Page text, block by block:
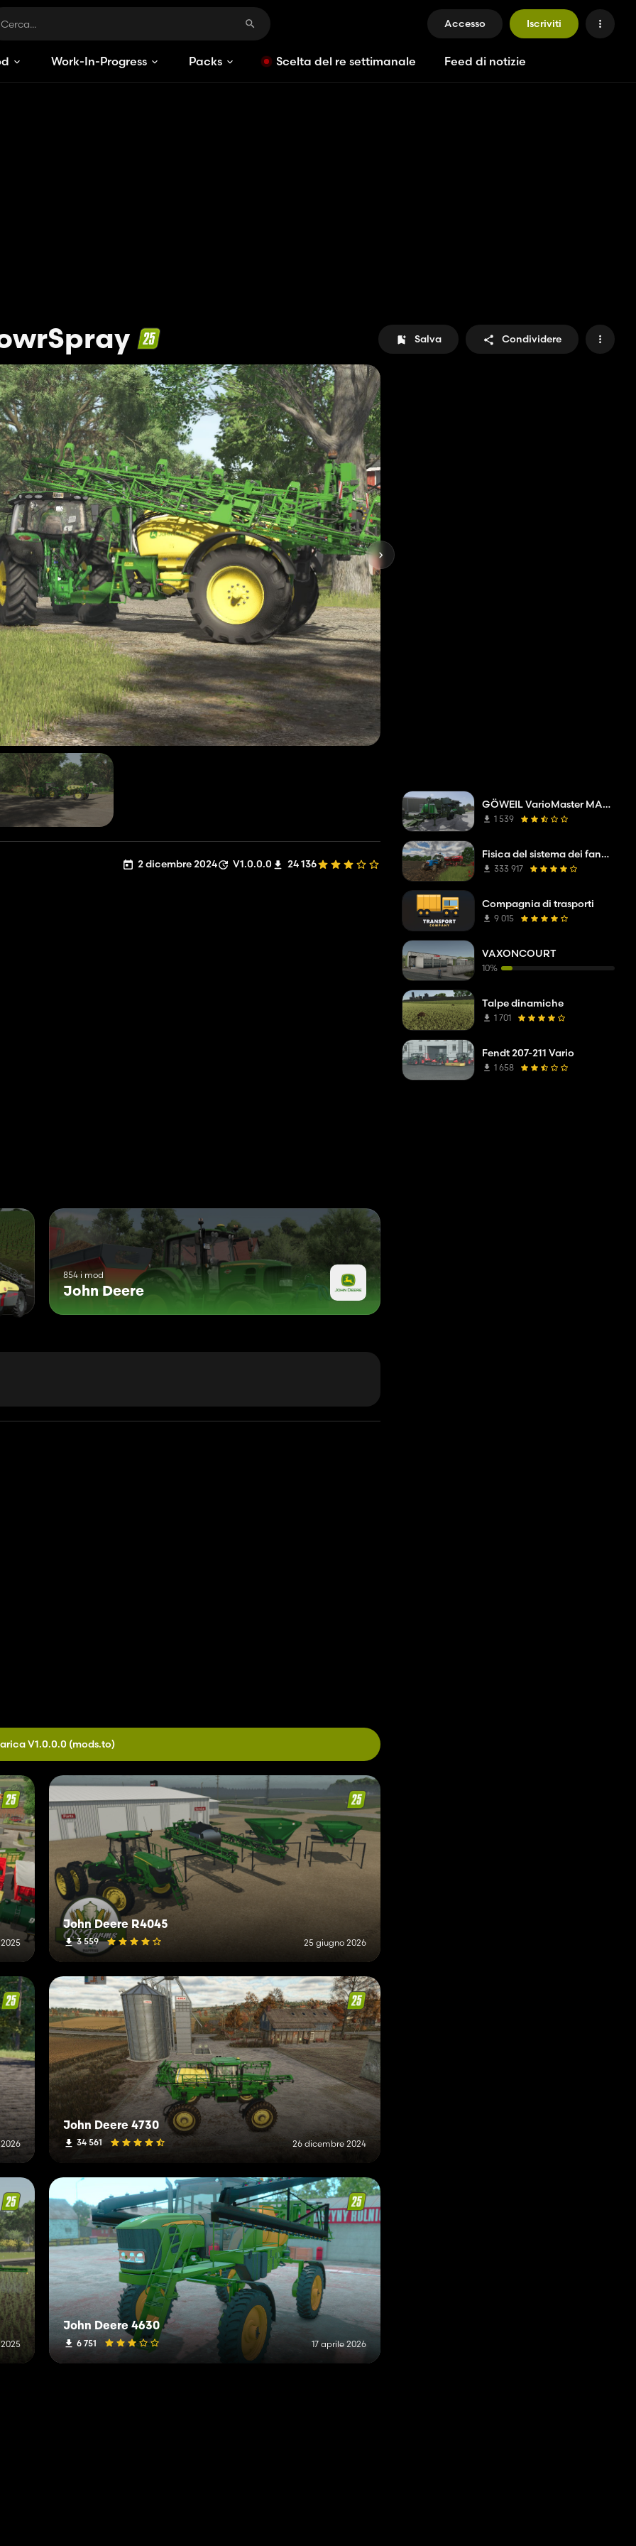
Accesso Iscriviti
Work-In-Progress Packs Scelta del re settimanale Feed di notizie
Salva Condividere
2 dicembre 2024 V1.0.0.0 24 136
854 i mod
John Deere
V1.0.0.0 (mods.to)
John Deere R4045
3 559 25 giugno 2026
John Deere 4730
34 561 26 dicembre 2024
John Deere 4630
6 751 17 aprile 2026
GÖWEIL VarioMaster MAS COMPLETE
1 539
Fisica del sistema dei fanghi
333 917
Compagnia di trasporti
9 015
VAXONCOURT
10%
Talpe dinamiche
1 701
Fendt 207-211 Vario
1 658